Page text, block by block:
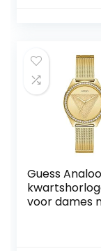
Guess
voor dames